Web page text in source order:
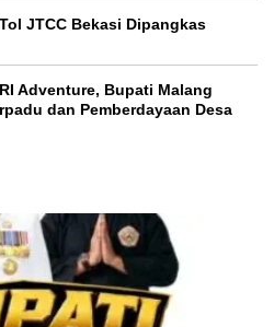
JTCC Bekasi Dipangkas
Adventure, Bupati Malang
dan Pemberdayaan Desa